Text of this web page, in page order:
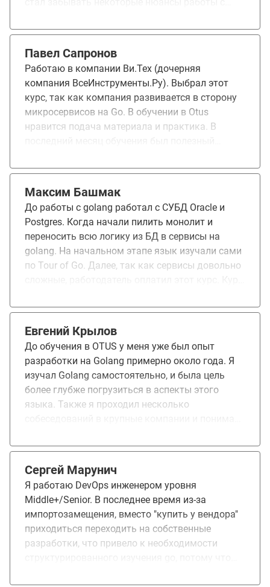
интересным в плане: вспомнить забытое,
сменить работодателя :). Понравились живые
вебинары с участием высоклассных и опытных
специалистов. Конкретно в курсе "Golang
Developer. Professional" понравился подход к
организации сдачи ДЗ - в "боевом" режиме
использование github с автоматизацией
развитии.
Павел Сапронов
Работаю в компании Ви.Тех (дочерняя
компания ВсеИнструменты.Ру). Выбрал этот
курс, так как компания развивается в сторону
микросервисов на Go. В обучении в Otus
нравится подача материала и практика. В
данный момент еще не применил новые знания,
Надеюсь в скором времени получится
применить навыки.
Максим Башмак
До работы с golang работал с СУБД Oracle и
Postgres. Когда начали пилить монолит и
переносить всю логику из БД в сервисы на
golang. На начальном этапе язык изучали сами
по Tour of Go. Далее, так как сервисы довольно
тонкие моменты в разных сферах языка. Много
интересного узнал о типах данных, каналах, go-
рутинах, рефлексии. Это сразу же приходилось
применять не только в ДЗ но на практике в
работе. Считаю, что курс неплохо поднял мой
скил по Go для работы и уверенности в будущих
собеседованиях. Единственное сразу скажу
всем будущим студентам, закладывайте время
усвоения материала.
Евгений Крылов
До обучения в OTUS у меня уже был опыт
разработки на Golang примерно около года. Я
изучал Golang самостоятельно, и была цель
более глубже погрузиться в аспекты этого
языка. Также я проходил несколько
Поэтому решил выбрать курс Golang
developer.Professional. У разных групп на курсе
могут работать разные преподаватели. Очень
понравилось, как преподавали теорию,
рассказывали про планировщик, горутины,
организацию памяти и сборку мусора. Также
были достаточно интересные домашние
задания, хотя порой и сложные. Хотелось бы,
Сергей Марунич
Я работаю DevOps инженером уровня
Middle+/Senior. В последнее время из-за
импортозамещения, вместо "купить у вендора"
приходиться переходить на собственные
разработки, что привело к необходимости